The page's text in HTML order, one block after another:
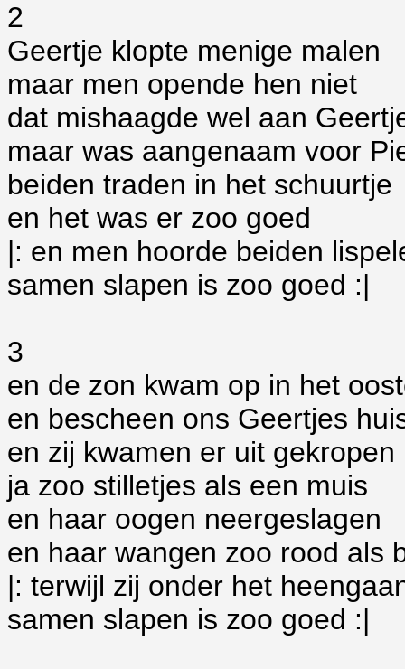
2
Geertje klopte menige malen
maar men opende hen niet
dat mishaagde wel aan
maar was aangenaam voor
beiden traden in het schuurtje
en het was er zoo goed
|: en men hoorde beiden
samen slapen is zoo goed :|
3
en de zon kwam op in het
en bescheen ons Geertjes
en zij kwamen er uit gekropen
ja zoo stilletjes als een muis
en haar oogen neergeslagen
en haar wangen zoo rood als
|: terwijl zij onder het
samen slapen is zoo goed :|